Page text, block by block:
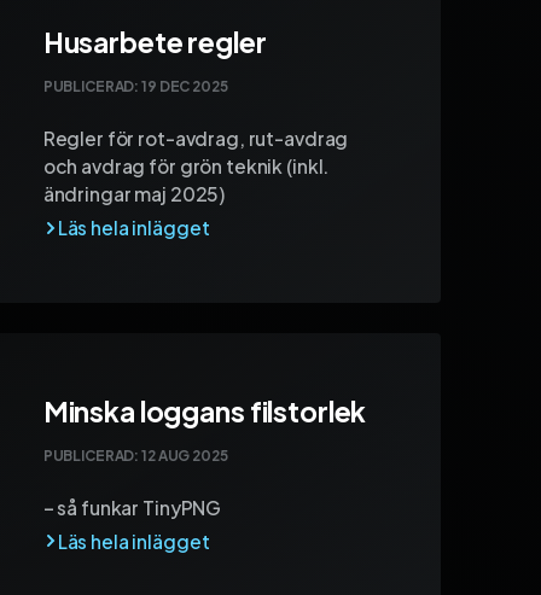
Husarbete regler
PUBLICERAD:19 DEC 2025
Regler för rot-avdrag, rut-avdrag
och avdrag för grön teknik (inkl.
ändringar maj 2025)
Minska loggans filstorlek
PUBLICERAD:12 AUG 2025
– så funkar TinyPNG